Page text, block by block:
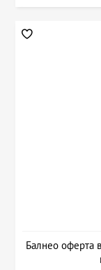
Балнео оферта